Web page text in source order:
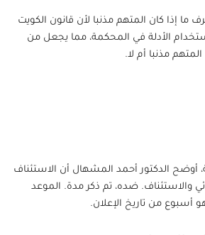
ما إذا كان المتهم مذنبا لأن قانون الكويت
الأدلة في المحكمة، مما يجعل من
مذنبا أم لا.
أوضح الدكتور أحمد المشهال أن الاستئناف
والاستئناف. ضده، تم ذكر مدة. الموعد
أسبوع من تاريخ الإعلان.